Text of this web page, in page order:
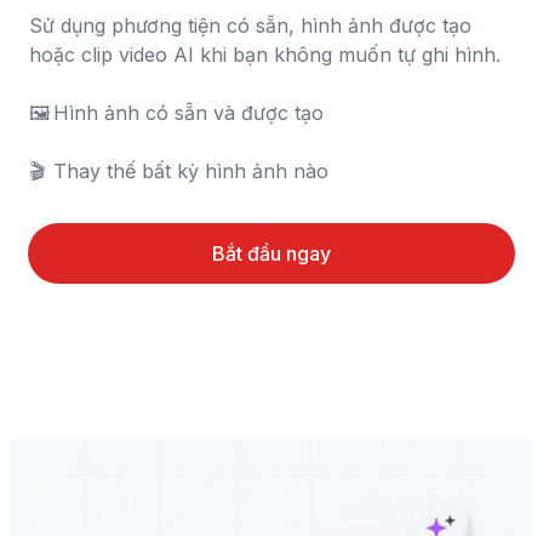
Sử dụng phương tiện có sẵn, hình ảnh được tạo
hoặc clip video AI khi bạn không muốn tự ghi hình.
🖼️	Hình ảnh có sẵn và được tạo
🎬	Thay thế bất kỳ hình ảnh nào
Bắt đầu ngay